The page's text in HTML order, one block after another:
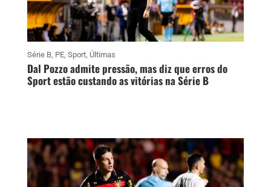
Série B, PE, Sport, Últimas
Dal Pozzo admite pressão, mas diz que erros do
Sport estão custando as vitórias na Série B